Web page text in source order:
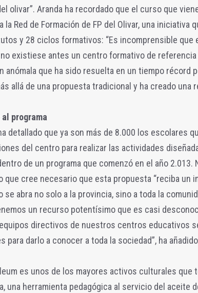
olivar”. Aranda ha recordado que el curso que
la Red de Formación de FP del Olivar, una iniciativa
y 28 ciclos formativos: “Es incomprensible que
existiese antes un centro formativo de
anómala que ha sido resuelta en un tiempo récord
allá de una propuesta tradicional y ha creado una
programa
detallado que ya son más de 8.000 los escolares
del centro para realizar las actividades
de un programa que comenzó en el año 2.013.
que cree necesario que esta propuesta “reciba un
se abra no solo a la provincia, sino a toda la
un recurso potentísimo que es casi
directivos de nuestros centros educativos
para darlo a conocer a toda la sociedad”, ha
es unos de los mayores activos culturales que
una herramienta pedagógica al servicio del aceite